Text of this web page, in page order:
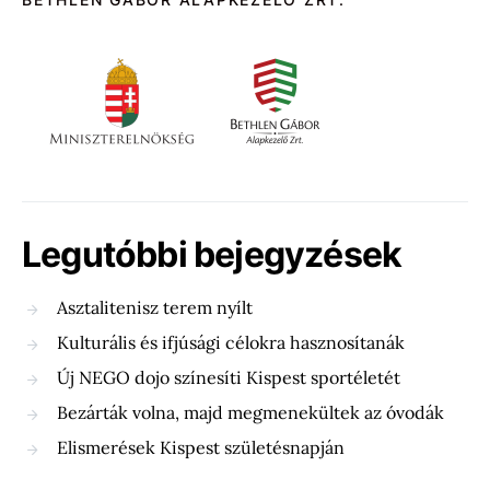
Legutóbbi bejegyzések
Asztalitenisz terem nyílt
Kulturális és ifjúsági célokra hasznosítanák
Új NEGO dojo színesíti Kispest sportéletét
Bezárták volna, majd megmenekültek az óvodák
Elismerések Kispest születésnapján